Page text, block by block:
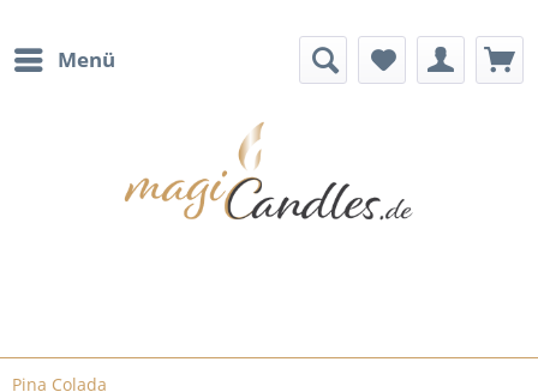
Menü
Pina Colada